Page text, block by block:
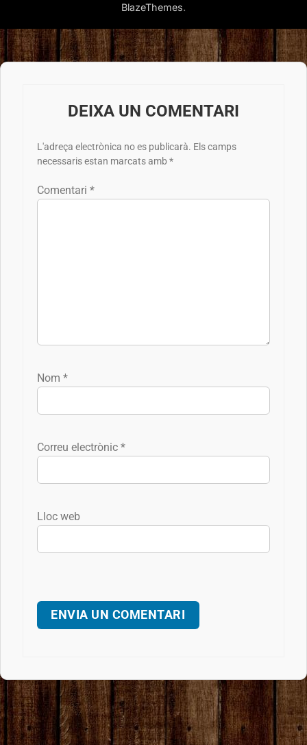
BlazeThemes.
DEIXA UN COMENTARI
L'adreça electrònica no es publicarà. Els camps
necessaris estan marcats amb *
Comentari *
Nom *
Correu electrònic *
Lloc web